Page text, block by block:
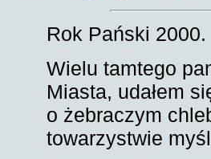
Rok Pański 2000.
Wielu tamtego
Miasta, udałem
o żebraczym
towarzystwie